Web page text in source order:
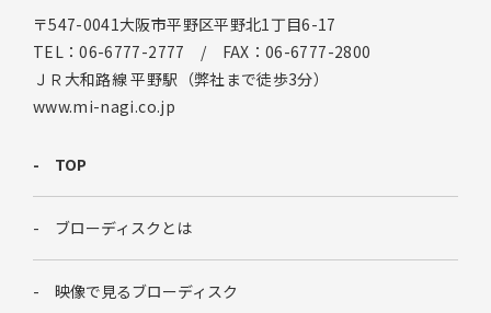
〒547-0041大阪市平野区平野北1丁目6-17
TEL：06-6777-2777 / FAX：06-6777-2800
ＪＲ大和路線 平野駅（弊社まで徒歩3分）
www.mi-nagi.co.jp
TOP
ブローディスクとは
映像で見るブローディスク